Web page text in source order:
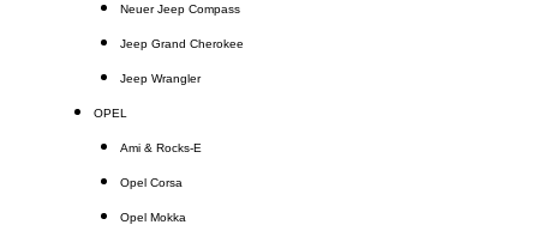
Neuer Jeep Compass
Jeep Grand Cherokee
Jeep Wrangler
OPEL
Ami & Rocks-E
Opel Corsa
Opel Mokka